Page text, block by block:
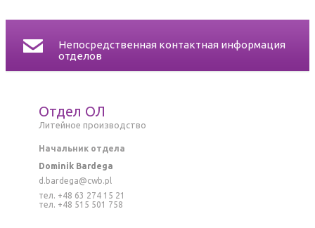
Непосредственная контактная информация
отделов
Отдел ОЛ
Литейное производство
Начальник отдела
Dominik Bardega
d.bardega@cwb.pl
тел. +48 63 274 15 21
тел. +48 515 501 758